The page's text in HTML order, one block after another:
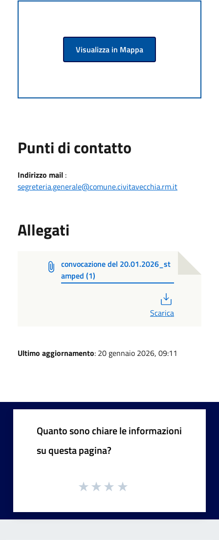
Visualizza in Mappa
Punti di contatto
Indirizzo mail :
segreteria.generale@comune.civitavecchia.rm.it
Allegati
convocazione del 20.01.2026_st
amped (1)
Scarica
Ultimo aggiornamento: 20 gennaio 2026, 09:11
Quanto sono chiare le informazioni
su questa pagina?